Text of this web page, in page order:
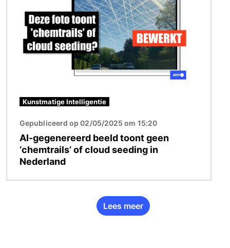
Kunstmatige Intelligentie
Gepubliceerd op 02/05/2025 om 15:20
AI-gegenereerd beeld toont geen
‘chemtrails’ of cloud seeding in
Nederland
Lees meer